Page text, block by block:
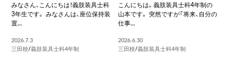
みなさん、こんにちは！義肢装具士科
3年生です。 みなさんは、座位保持装
置...
2026.7.3
三田校/義肢装具士科4年制
こんにちは。義肢装具士科4年制の
山本です。 突然ですが「将来、自分の
仕事...
2026.6.30
三田校/義肢装具士科4年制